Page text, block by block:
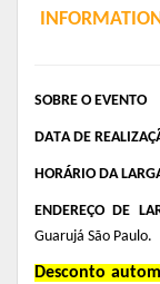
SOBRE O EVENTO
DATA DE
HORÁRIO DA
ENDEREÇO DE
Guarujá São Paulo.
Desconto